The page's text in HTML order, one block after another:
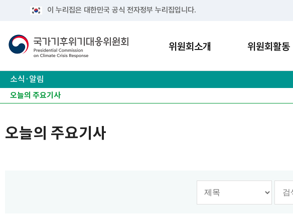
이 누리집은 대한민국 공식 전자정부 누리집입니다.
위원회소개 위원회활동
소식·알림
공지사항
보도자료
오늘의 주요기사
오늘의 주요기사
검색 옵션선택